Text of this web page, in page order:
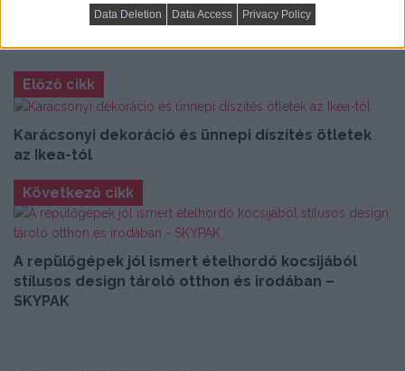
Data Deletion Data Access Privacy Policy
Előző cikk
Karácsonyi dekoráció és ünnepi díszítés ötletek
az Ikea-tól
Következő cikk
A repülőgépek jól ismert ételhordó kocsijából
stílusos design tároló otthon és irodában –
SKYPAK